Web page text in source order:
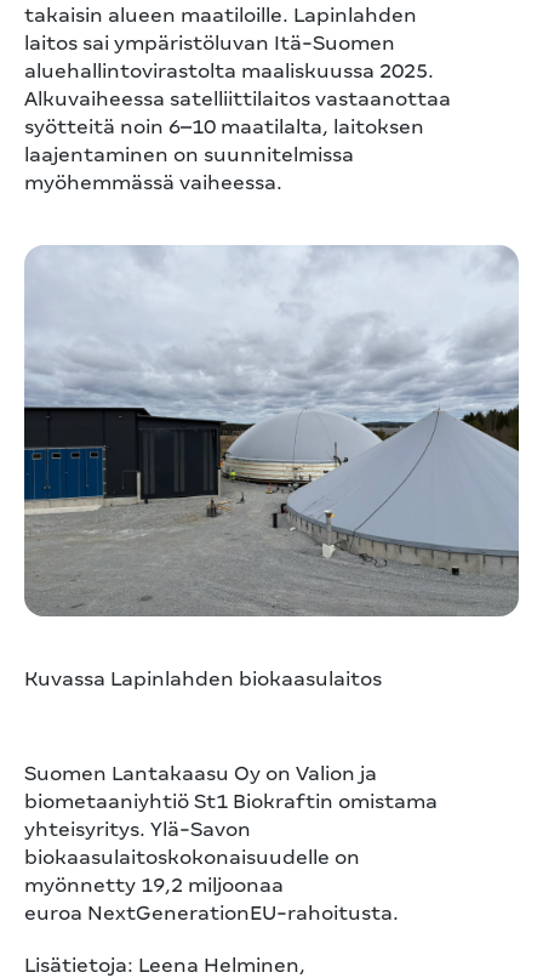
takaisin alueen maatiloille. Lapinlahden
laitos sai ympäristöluvan Itä-Suomen
aluehallintovirastolta maaliskuussa 2025.
Alkuvaiheessa satelliittilaitos vastaanottaa
syötteitä noin 6–10 maatilalta, laitoksen
laajentaminen on suunnitelmissa
myöhemmässä vaiheessa.
Kuvassa Lapinlahden biokaasulaitos
Suomen Lantakaasu Oy on Valion ja
biometaaniyhtiö St1 Biokraftin omistama
yhteisyritys. Ylä-Savon
biokaasulaitoskokonaisuudelle on
myönnetty 19,2 miljoonaa
euroa NextGenerationEU-rahoitusta.
Lisätietoja: Leena Helminen,